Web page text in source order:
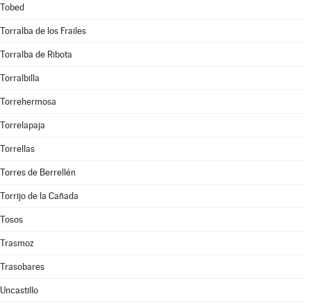
Tobed
Torralba de los Frailes
Torralba de Ribota
Torralbilla
Torrehermosa
Torrelapaja
Torrellas
Torres de Berrellén
Torrijo de la Cañada
Tosos
Trasmoz
Trasobares
Uncastillo